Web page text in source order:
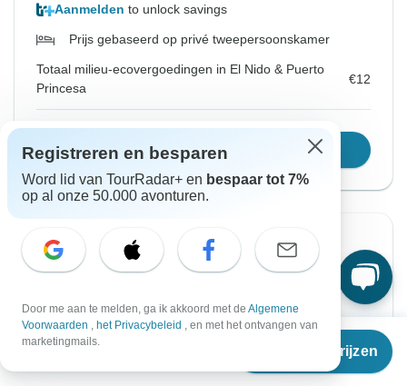
Vanaf
Reisdata & prijzen
Aanmelden to unlock savings
Prijs gebaseerd op privé tweepersoonskamer
Totaal milieu-ecovergoedingen in El Nido & Puerto
Princesa
€12
Kies deze reisdata
Vanaf Zaterdag
15 aug. 2026
Tot Zaterdag
22 aug. 2026
Engels
Gegarandeerd vertrek
€1.150 per persoon
Registreren en besparen
Word lid van TourRadar+ en bespaar tot 7%
op al onze 50.000 avonturen.
Door me aan te melden, ga ik akkoord met de Algemene
Voorwaarden , het Privacybeleid , en met het ontvangen van
marketingmails.